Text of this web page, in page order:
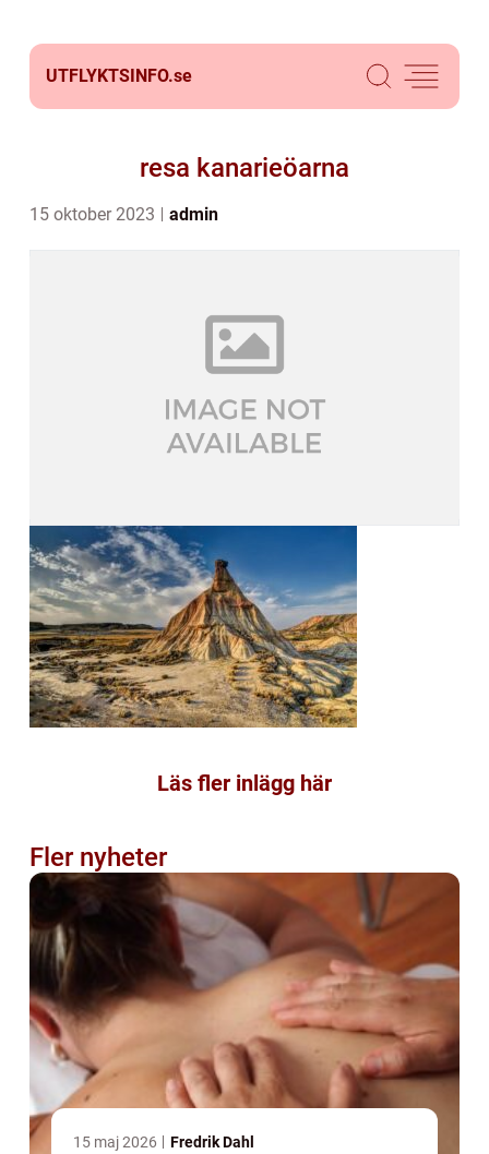
UTFLYKTSINFO.se
resa kanarieöarna
15 oktober 2023 admin
Läs fler inlägg här
Fler nyheter
15 maj 2026 Fredrik Dahl